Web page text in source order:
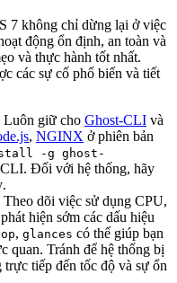
7 không chỉ dừng lại ở việc
động ổn định, an toàn và
và thực hành tốt nhất.
các sự cố phổ biến và tiết
Luôn giữ cho Ghost-CLI và
, NGINX ở phiên bản
-g ghost-
CLI. Đối với hệ thống, hãy
Theo dõi việc sử dụng CPU,
hiện sớm các dấu hiệu
, glances có thể giúp bạn
quan. Tránh để hệ thống bị
tiếp đến tốc độ và sự ổn